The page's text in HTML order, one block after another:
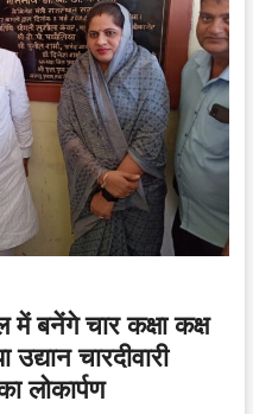
बनेंगे चार कक्षा कक्ष
चारदीवारी
लोकार्पण